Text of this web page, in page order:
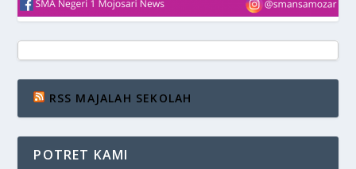
RSS MAJALAH SEKOLAH
POTRET KAMI